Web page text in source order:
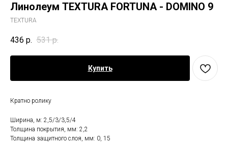
Линолеум TEXTURA FORTUNA - DOMINO 9
TEXTURA
436 р. 531 р.
Купить
Кратно ролику
Ширина, м: 2,5/3/3,5/4
Толщина покрытия, мм: 2,2
Толщина защитного слоя, мм: 0, 15